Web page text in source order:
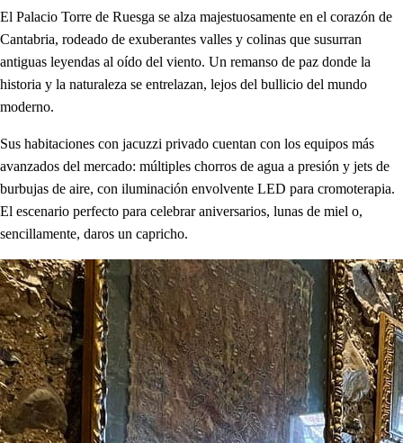
El Palacio Torre de Ruesga se alza majestuosamente en el corazón de
Cantabria, rodeado de exuberantes valles y colinas que susurran
antiguas leyendas al oído del viento. Un remanso de paz donde la
historia y la naturaleza se entrelazan, lejos del bullicio del mundo
moderno.
Sus habitaciones con jacuzzi privado cuentan con los equipos más
avanzados del mercado: múltiples chorros de agua a presión y jets de
burbujas de aire, con iluminación envolvente LED para cromoterapia.
El escenario perfecto para celebrar aniversarios, lunas de miel o,
sencillamente, daros un capricho.